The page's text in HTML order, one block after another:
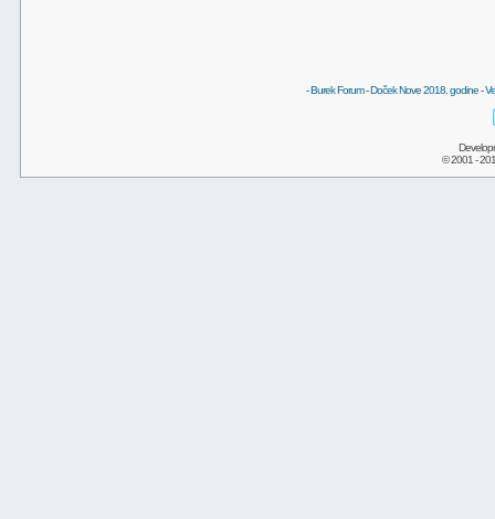
-Burek Forum-Doček Nove 2018. godine-
© 2001 -